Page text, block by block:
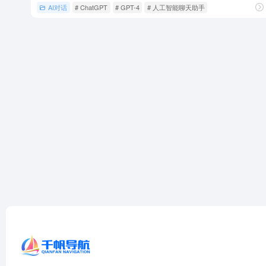
AI对话 # ChatGPT # GPT-4 # 人工智能聊天助手